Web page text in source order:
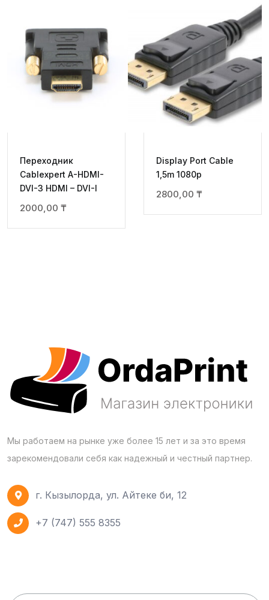
Переходник
Cablexpert A-HDMI-
DVI-3 HDMI – DVI-I
2000,00 ₸
Display Port Cable
1,5m 1080p
2800,00 ₸
Мы работаем на рынке уже более 15 лет и за это время
зарекомендовали себя как надежный и честный партнер.
г. Кызылорда, ул. Айтеке би, 12
+7 (747) 555 8355